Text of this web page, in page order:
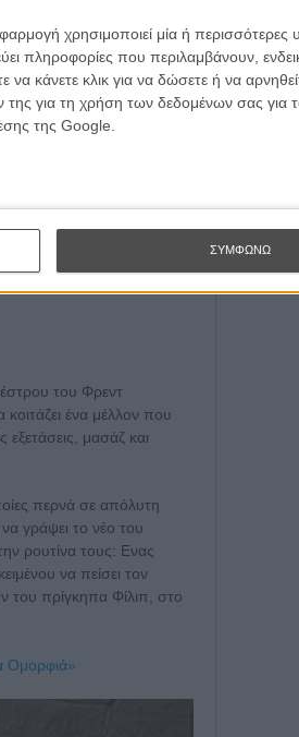
χρησιμοποιεί μία ή περισσότερες
πληροφορίες που περιλαμβάνουν,
κάνετε κλικ για να δώσετε ή να
της για τη χρήση των δεδομένων σας
της Google.
ΣΥΜΦΩΝΩ
του Φρεντ
ένα μέλλον που
εξετάσεις, μασάζ και
περνά σε απόλυτη
γράψει το νέο του
ρουτίνα τους: Ενας
να πείσει τον
του πρίγκηπα Φίλιπ, στο
Ομορφιά»
Θέλω